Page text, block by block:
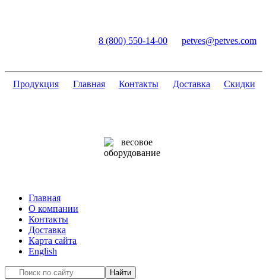
8 (800) 550-14-00 petves@petves.com
Продукция Главная Контакты Доставка Скидки
Главная
О компании
Контакты
Доставка
Карта сайта
English